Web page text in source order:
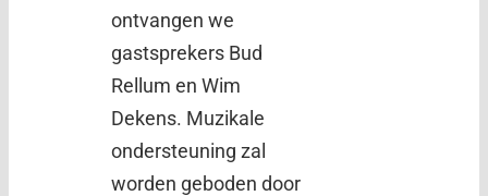
ontvangen we
gastsprekers Bud
Rellum en Wim
Dekens. Muzikale
ondersteuning zal
worden geboden door